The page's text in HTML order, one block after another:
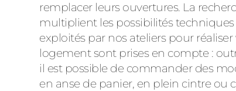
remplacer leurs ouvertures. La
multiplient les possibilités techniques
exploités par nos ateliers pour
logement sont prises en compte :
il est possible de commander des
en anse de panier, en plein cintre ou